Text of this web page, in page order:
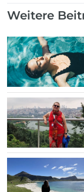
Weitere